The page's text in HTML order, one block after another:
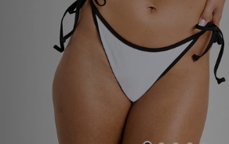
Bestelling traceren
Klantenservice
Download de app